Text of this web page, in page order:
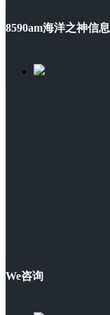
8590am海洋之神信息
We咨询